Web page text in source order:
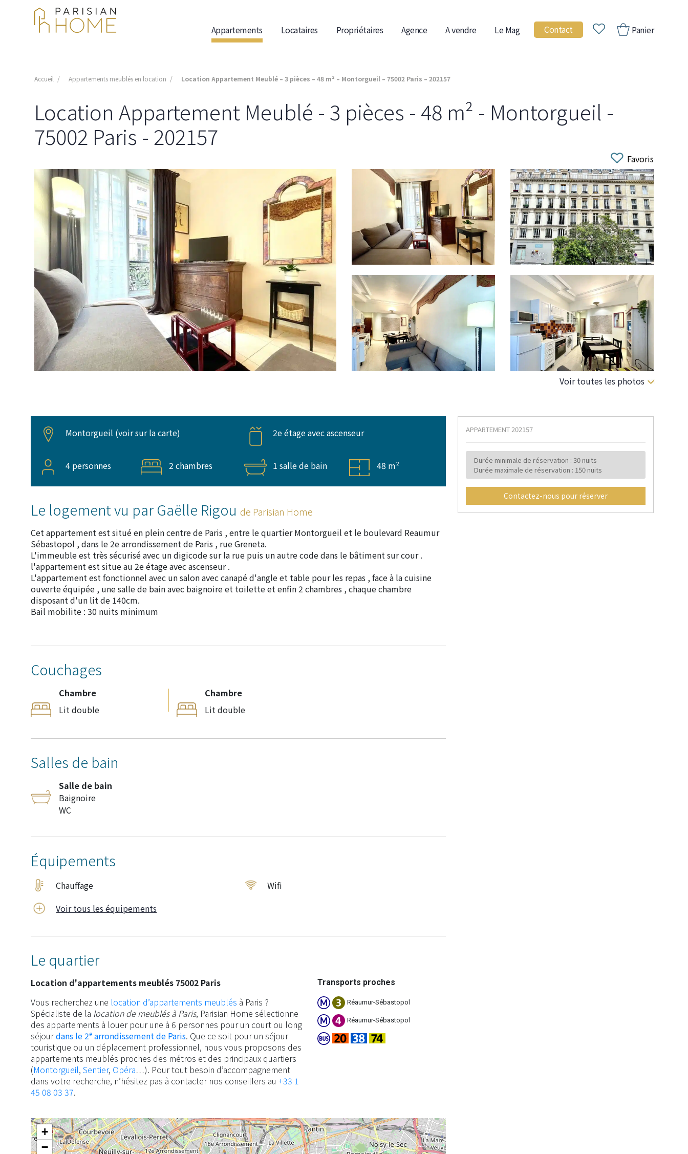
Appartements Locataires Propriétaires Agence A vendre Le Mag Contact Panier
Accueil Appartements meublés en location Location Appartement Meublé – 3 pièces – 48 m² – Montorgueil – 75002 Paris – 202157
Location Appartement Meublé - 3 pièces - 48 m² - Montorgueil -
75002 Paris - 202157
Favoris
Voir toutes les photos
Montorgueil (voir sur la carte) 2e étage avec ascenseur
4 personnes 2 chambres 1 salle de bain 48 m²
Le logement vu par Gaëlle Rigou de Parisian Home
Cet appartement est situé en plein centre de Paris , entre le quartier Montorgueil et le boulevard Reaumur
Sébastopol , dans le 2e arrondissement de Paris , rue Greneta.
L'immeuble est très sécurisé avec un digicode sur la rue puis un autre code dans le bâtiment sur cour .
l'appartement est situe au 2e étage avec ascenseur .
L'appartement est fonctionnel avec un salon avec canapé d'angle et table pour les repas , face à la cuisine
ouverte équipée , une salle de bain avec baignoire et toilette et enfin 2 chambres , chaque chambre
disposant d'un lit de 140cm.
Bail mobilite : 30 nuits minimum
Couchages
Chambre
Lit double
Chambre
Lit double
Salles de bain
Salle de bain
Baignoire
WC
Équipements
Chauffage
Wifi
Voir tous les équipements
Le quartier
Location d'appartements meublés 75002 Paris
Vous recherchez une location d’appartements meublés à Paris ?
Spécialiste de la location de meublés à Paris, Parisian Home sélectionne
des appartements à louer pour une à 6 personnes pour un court ou long
séjourdans le 2e arrondissement de Paris. Que ce soit pour un séjour
touristique ou un déplacement professionnel, nous vous proposons des
appartements meublés proches des métros et des principaux quartiers
(Montorgueil, Sentier, Opéra…). Pour tout besoin d’accompagnement
dans votre recherche, n’hésitez pas à contacter nos conseillers au +33 1
45 08 03 37.
Transports proches
Réaumur-Sébastopol
Réaumur-Sébastopol
+
−
APPARTEMENT 202157
Durée minimale de réservation : 30 nuits
Durée maximale de réservation : 150 nuits
Contactez-nous pour réserver